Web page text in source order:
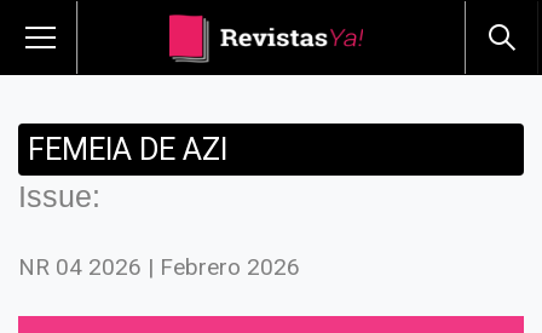
FEMEIA DE AZI
Issue:
NR 04 2026 | Febrero 2026